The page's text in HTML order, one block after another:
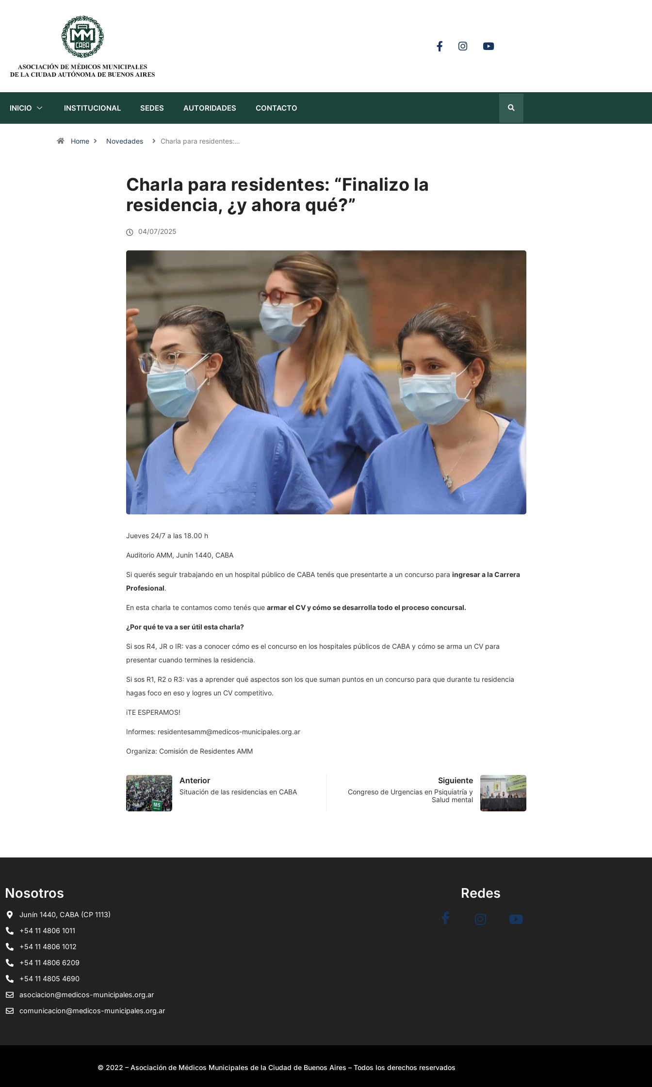
INICIO INSTITUCIONAL SEDES AUTORIDADES CONTACTO
Home Novedades Charla para residentes:…
Charla para residentes: “Finalizo la
residencia, ¿y ahora qué?”
04/07/2025
Jueves 24/7 a las 18.00 h
Auditorio AMM, Junín 1440, CABA
Si querés seguir trabajando en un hospital público de CABA tenés que presentarte a un concurso para ingresar a la Carrera
Profesional.
En esta charla te contamos como tenés que armar el CV y cómo se desarrolla todo el proceso concursal.
¿Por qué te va a ser útil esta charla?
Si sos R4, JR o IR: vas a conocer cómo es el concurso en los hospitales públicos de CABA y cómo se arma un CV para
presentar cuando termines la residencia.
Si sos R1, R2 o R3: vas a aprender qué aspectos son los que suman puntos en un concurso para que durante tu residencia
hagas foco en eso y logres un CV competitivo.
iTE ESPERAMOS!
Informes: residentesamm@medicos-municipales.org.ar
Organiza: Comisión de Residentes AMM
Anterior
Situación de las residencias en CABA
Siguiente
Congreso de Urgencias en Psiquiatría y
Salud mental
Nosotros
Junín 1440, CABA (CP 1113)
+54 11 4806 1011
+54 11 4806 1012
+54 11 4806 6209
+54 11 4805 4690
asociacion@medicos-municipales.org.ar
comunicacion@medicos-municipales.org.ar
Redes
© 2022 – Asociación de Médicos Municipales de la Ciudad de Buenos Aires – Todos los derechos reservados